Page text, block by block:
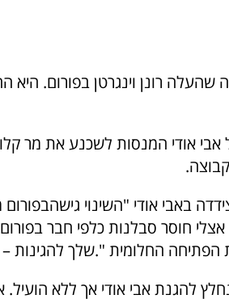
שהעלה רונן וינגרטן בפורום.
אבי אודי המנסות לשכנע את מר
באבי אודי "השינוי גישה
חוסר סבלנות כלפי חבר